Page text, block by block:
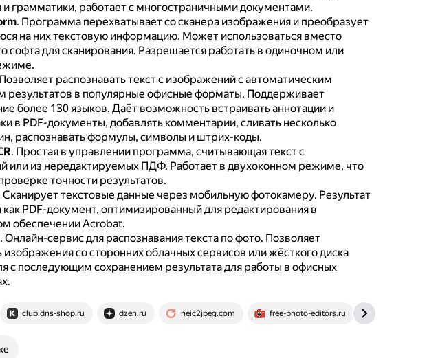
грамматики, работает с многостраничными документами.
. Программа перехватывает со сканера изображения и преобразует
на них текстовую информацию. Может использоваться вместо
софта для сканирования. Разрешается работать в одиночном или
Позволяет распознавать текст с изображений с автоматическим
результатов в популярные офисные форматы. Поддерживает
более 130 языков. Даёт возможность встраивать аннотации и
в PDF-документы, добавлять комментарии, сливать несколько
распознавать формулы, символы и штрих-коды.
. Простая в управлении программа, считывающая текст с
или из нередактируемых ПДФ. Работает в двухоконном режиме, что
точности результатов.
Сканирует текстовые данные через мобильную фотокамеру. Результат
как PDF-документ, оптимизированный для редактирования в
обеспечении Acrobat.
. Онлайн-сервис для распознавания текста по фото. Позволяет
изображения со сторонних облачных сервисов или жёсткого диска
с последующим сохранением результата для работы в офисных
club.dns-shop.ru dzen.ru heic2jpeg.com free-photo-editors.ru